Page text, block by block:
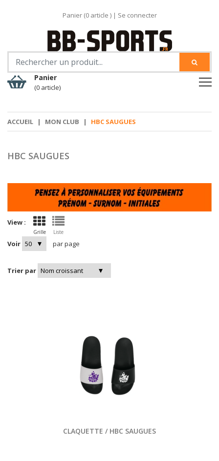
Panier (0article ) | Se connecter
Panier
(0 article)
ACCUEIL | MON CLUB | HBC SAUGUES
HBC SAUGUES
View :
Grille Liste
Voir par page
Trier par
CLAQUETTE / HBC SAUGUES